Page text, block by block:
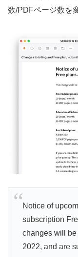
数/PDFページ数を
Notice of
subscription
changes will be
2022, and are